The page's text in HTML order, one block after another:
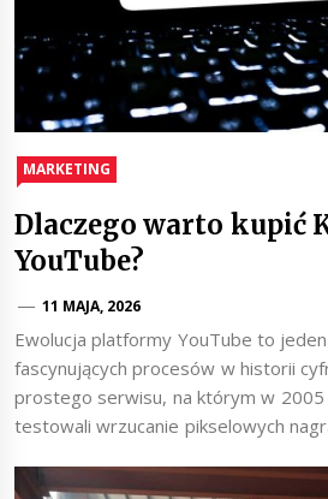
MARKETING
Dlaczego warto kupić
YouTube?
11 MAJA, 2026
Ewolucja platformy YouTube to
fascynujących procesów w historii
prostego serwisu, na którym w 2005
testowali wrzucanie pikselowych